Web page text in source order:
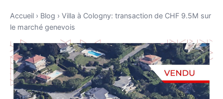
Accueil › Blog › Villa à Cologny: transaction de CHF 9.5M sur
le marché genevois